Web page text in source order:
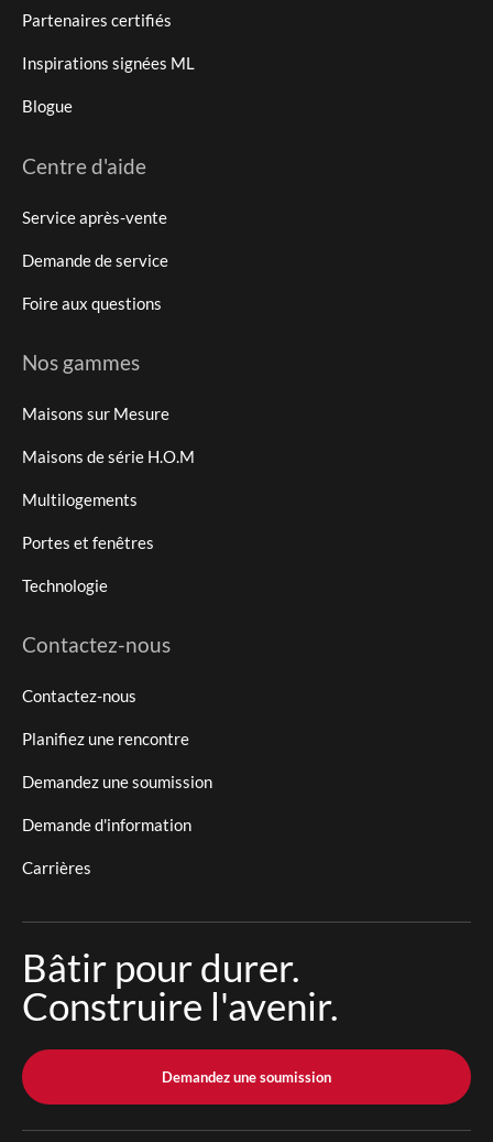
Partenaires certifiés
Inspirations signées ML
Blogue
Centre d'aide
Service après-vente
Demande de service
Foire aux questions
Nos gammes
Maisons sur Mesure
Maisons de série H.O.M
Multilogements
Portes et fenêtres
Technologie
Contactez-nous
Contactez-nous
Planifiez une rencontre
Demandez une soumission
Demande d'information
Carrières
Bâtir pour durer.
Construire l'avenir.
Demandez une soumission